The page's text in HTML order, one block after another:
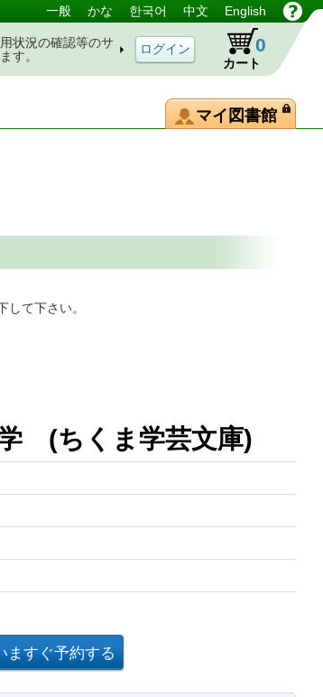
一般 かな 한국어 中文 English
状況の確認等のサ
す。
カート
0
マイ図書館
て下さい。
(ちくま学芸文庫)